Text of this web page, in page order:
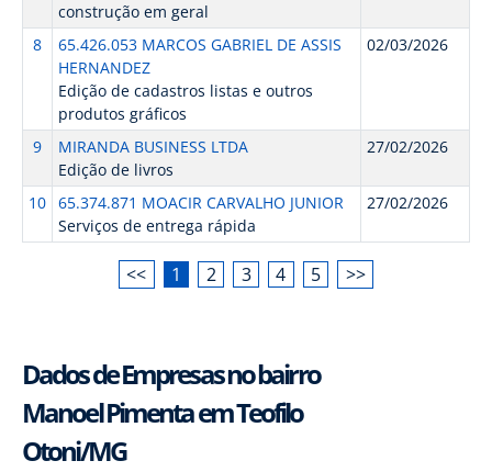
construção em geral
8
65.426.053 MARCOS GABRIEL DE ASSIS
HERNANDEZ
Edição de cadastros listas e outros
produtos gráficos
02/03/2026
9
MIRANDA BUSINESS LTDA
Edição de livros
27/02/2026
10 65.374.871 MOACIR CARVALHO JUNIOR
Serviços de entrega rápida
27/02/2026
<< 1 2 3 4 5 >>
Dados de Empresas no bairro
Manoel Pimenta em Teofilo
Otoni/MG